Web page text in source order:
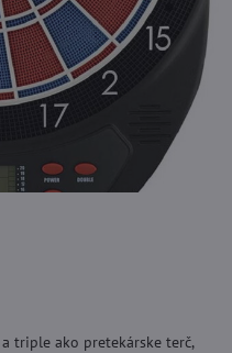
triple ako pretekárske terč,